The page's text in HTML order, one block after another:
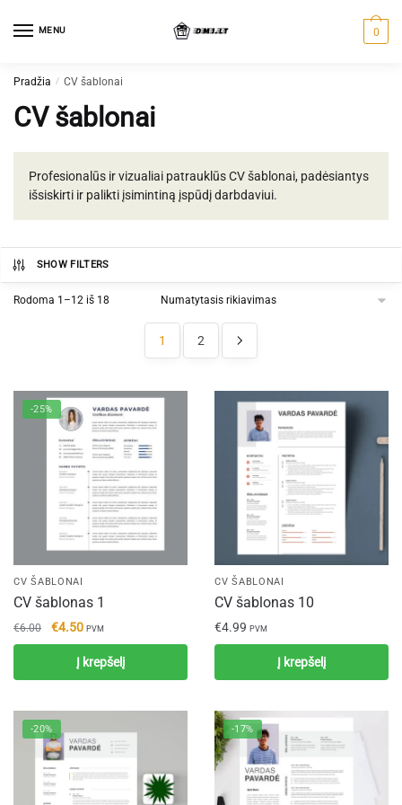
MENU 0
Pradžia / CV šablonai
CV šablonai
Profesionalūs ir vizualiai patrauklūs CV šablonai, padėsiantys
išsiskirti ir palikti įsimintiną įspūdį darbdaviui.
SHOW FILTERS
Rodoma 1–12 iš 18
1 2
-25%
CV ŠABLONAI
CV šablonas 1
€6.00
Original
price
€6.00.
€4.50Current
price
is:
€4.50.
PVM
Į krepšelį
CV ŠABLONAI
CV šablonas 10
€4.99 PVM
Į krepšelį
-20% -17%